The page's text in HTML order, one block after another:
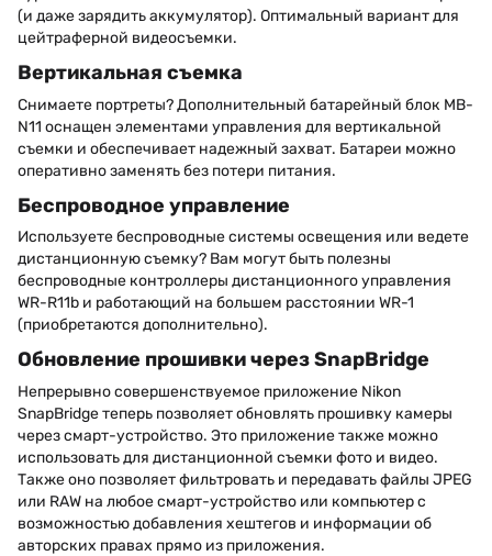
(и даже зарядить аккумулятор). Оптимальный вариант для
цейтраферной видеосъемки.
Вертикальная съемка
Снимаете портреты? Дополнительный батарейный блок MB-
N11 оснащен элементами управления для вертикальной
съемки и обеспечивает надежный захват. Батареи можно
оперативно заменять без потери питания.
Беспроводное управление
Используете беспроводные системы освещения или ведете
дистанционную съемку? Вам могут быть полезны
беспроводные контроллеры дистанционного управления
WR-R11b и работающий на большем расстоянии WR-1
(приобретаются дополнительно).
Обновление прошивки через SnapBridge
Непрерывно совершенствуемое приложение Nikon
SnapBridge теперь позволяет обновлять прошивку камеры
через смарт-устройство. Это приложение также можно
использовать для дистанционной съемки фото и видео.
Также оно позволяет фильтровать и передавать файлы JPEG
или RAW на любое смарт-устройство или компьютер с
возможностью добавления хештегов и информации об
авторских правах прямо из приложения.